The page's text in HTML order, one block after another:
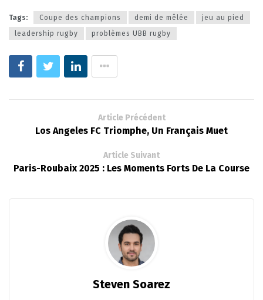
Tags: Coupe des champions demi de mêlée
jeu au pied
leadership rugby
problèmes UBB rugby
Article Précédent
Los Angeles FC Triomphe, Un Français Muet
Article Suivant
Paris-Roubaix 2025 : Les Moments Forts De La Course
Steven Soarez